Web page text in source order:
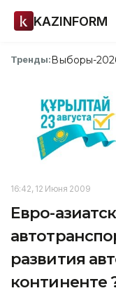
KAZINFORM
Тренды:Выборы-
16:42, 12 Июня 2009
Евро-
развития
континенте